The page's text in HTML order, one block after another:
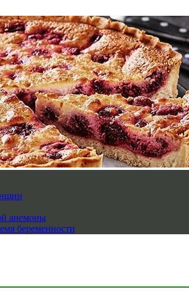
анемоны
беременности